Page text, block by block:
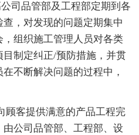
司品管部及工程部定期到各
，对发现的问题定期集中
组织施工管理人员对各类
制定纠正/预防措施，并贯
不断解决问题的过程中，
顾客提供满意的产品工程完
公司品管部、工程部、设